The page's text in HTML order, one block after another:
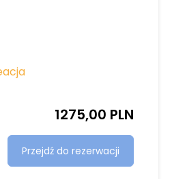
1275,00 PLN
Przejdź do rezerwacji